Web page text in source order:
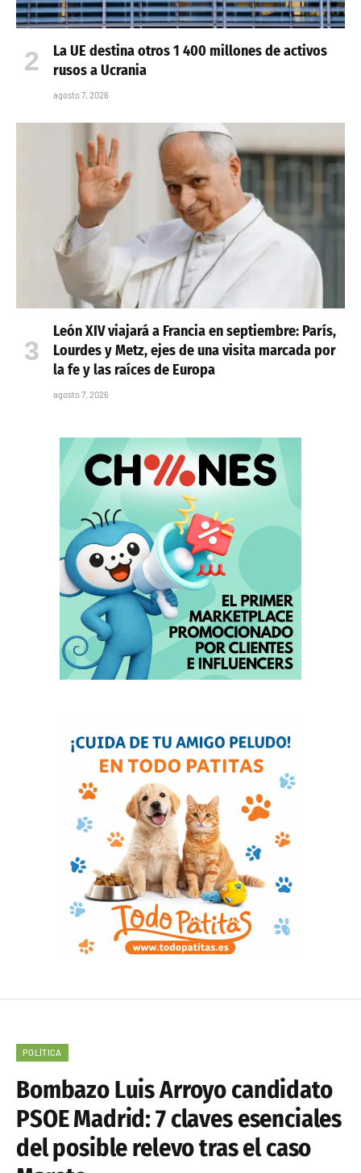
La UE destina otros 1 400 millones de activos
rusos a Ucrania
agosto 7, 2026
León XIV viajará a Francia en septiembre: París,
Lourdes y Metz, ejes de una visita marcada por
la fe y las raíces de Europa
agosto 7, 2026
POLÍTICA
Bombazo Luis Arroyo candidato
PSOE Madrid: 7 claves esenciales
del posible relevo tras el caso